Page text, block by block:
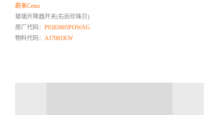
蔚来Cetus
玻璃升降器开关(右后珍珠贝)
原厂代码：P0383605POWAG
物料代码： AJ7081KW